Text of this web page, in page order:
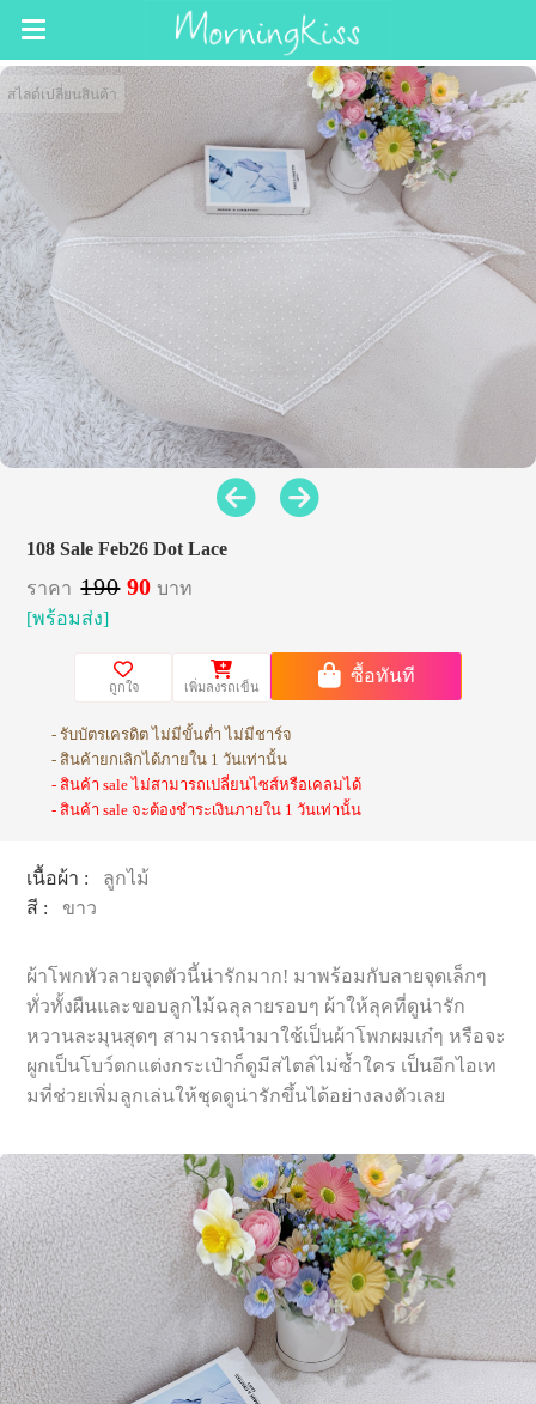
สไลด์เปลี่ยนสินค้า
108 Sale Feb26 Dot Lace
ราคา 190 90บาท
[พร้อมส่ง]
ถูกใจ เพิ่มลงรถเข็น
ซื้อทันที
- รับบัตรเครดิต ไม่มีขั้นต่ำ ไม่มีชาร์จ
- สินค้ายกเลิกได้ภายใน 1 วันเท่านั้น
- สินค้า sale ไม่สามารถเปลี่ยนไซส์หรือเคลมได้
- สินค้า sale จะต้องชำระเงินภายใน 1 วันเท่านั้น
เนื้อผ้า : ลูกไม้
สี : ขาว
ผ้าโพกหัวลายจุดตัวนี้น่ารักมาก! มาพร้อมกับลายจุดเล็กๆ
ทั่วทั้งผืนและขอบลูกไม้ฉลุลายรอบๆ ผ้าให้ลุคที่ดูน่ารัก
หวานละมุนสุดๆ สามารถนำมาใช้เป็นผ้าโพกผมเก๋ๆ หรือจะ
ผูกเป็นโบว์ตกแต่งกระเป๋าก็ดูมีสไตล์ไม่ซ้ำใคร เป็นอีกไอเท
มที่ช่วยเพิ่มลูกเล่นให้ชุดดูน่ารักขึ้นได้อย่างลงตัวเลย